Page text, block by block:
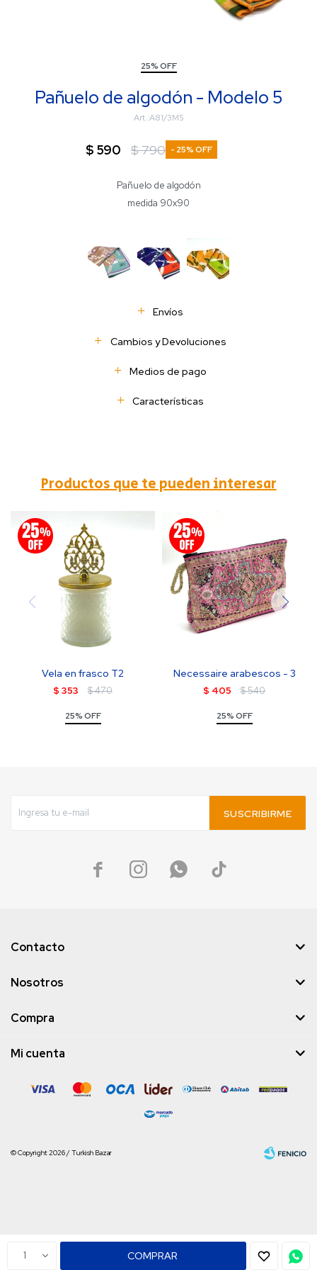
25% OFF
Pañuelo de algodón - Modelo 5
A81/3M5
$ 590 $790 25
Pañuelo de algodón
medida 90x90
1 COMPRAR
Envíos
Cambios y Devoluciones
Medios de pago
Características
Productos que te pueden interesar
Vela en frasco T2
$ 353 $470
25% OFF
Necessaire arabescos - 3
$ 405 $540
25% OFF
SUSCRIBIRME
   
Contacto
Nosotros
Compra
Mi cuenta
© Copyright 2026 / Turkish Bazar